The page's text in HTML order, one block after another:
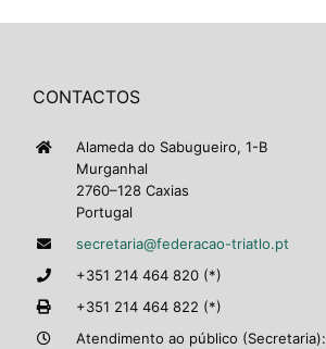
CONTACTOS
Alameda do Sabugueiro, 1-B
Murganhal
2760–128 Caxias
Portugal
secretaria@federacao-triatlo.pt
+351 214 464 820 (*)
+351 214 464 822 (*)
Atendimento ao público (Secretaria):